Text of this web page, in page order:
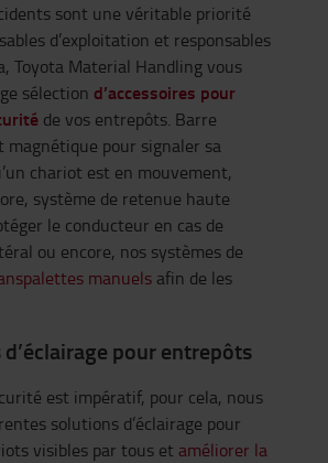
sont une véritable priorité
d’exploitation et responsables
Toyota Material Handling vous
sélection d’accessoires pour
de vos entrepôts. Barre
magnétique pour signaler sa
chariot est en mouvement,
système de retenue haute
le conducteur en cas de
ou encore, nos systèmes de
manuels afin de les
pour entrepôts
est impératif, pour cela, nous
solutions d’éclairage pour
visibles par tous et améliorer la